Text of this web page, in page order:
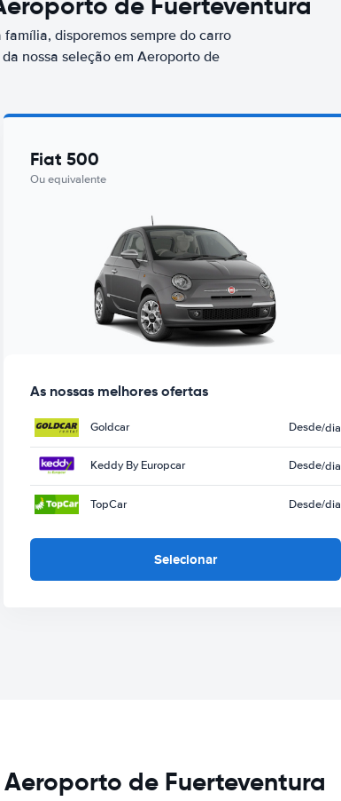
disporemos sempre do carro
nossa seleção em Aeroporto de
Fiat 500
Ou equivalente
As nossas melhores ofertas
Goldcar Desde/dia
Keddy By Europcar Desde/dia
TopCar Desde/dia
Selecionar
de Fuerteventura